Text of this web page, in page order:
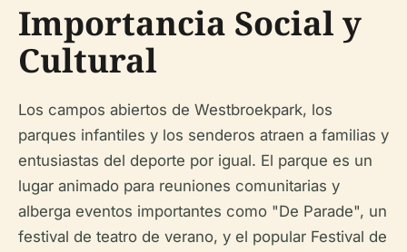
Importancia Social y
Cultural
Los campos abiertos de Westbroekpark, los
parques infantiles y los senderos atraen a familias y
entusiastas del deporte por igual. El parque es un
lugar animado para reuniones comunitarias y
alberga eventos importantes como "De Parade", un
festival de teatro de verano, y el popular Festival de